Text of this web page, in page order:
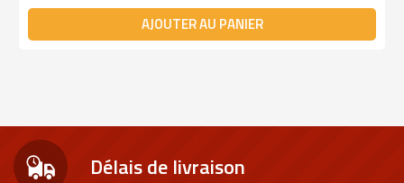
AJOUTER AU PANIER
Délais de livraison